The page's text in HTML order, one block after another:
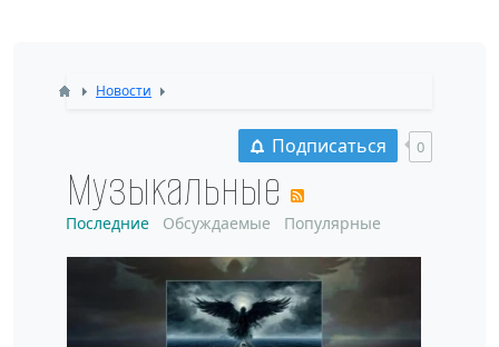
Новости
Подписаться 0
Музыкальные
Последние Обсуждаемые Популярные